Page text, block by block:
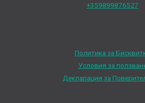
+359899876527
Политика за
Условия за
Декларация за